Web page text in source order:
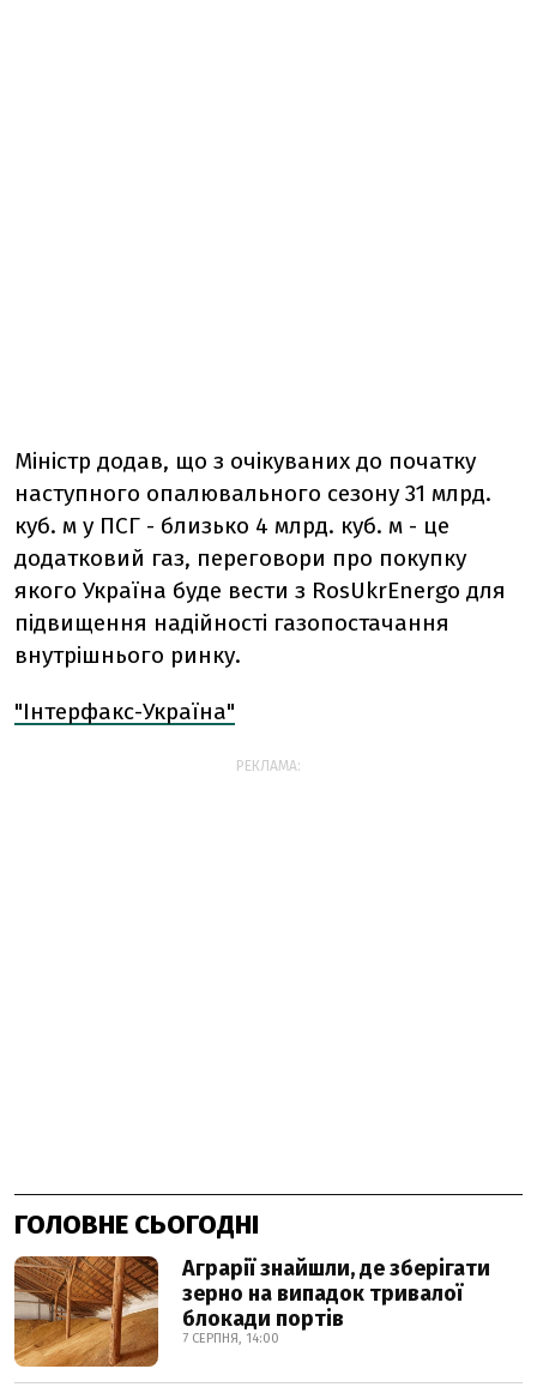
Міністр додав, що з очікуваних до початку
наступного опалювального сезону 31 млрд.
куб. м у ПСГ - близько 4 млрд. куб. м - це
додатковий газ, переговори про покупку
якого Україна буде вести з RosUkrEnergo для
підвищення надійності газопостачання
внутрішнього ринку.
"Інтерфакс-Україна"
РЕКЛАМА:
ГОЛОВНЕ СЬОГОДНІ
Аграрії знайшли, де зберігати
зерно на випадок тривалої
блокади портів
7 СЕРПНЯ, 14:00